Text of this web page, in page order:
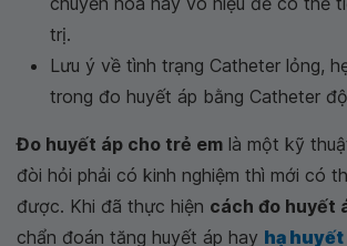
trị.
Lưu ý về tình trạng Catheter lỏng,
trong đo huyết áp bằng Catheter
Đo huyết áp cho trẻ em là một kỹ
đòi hỏi phải có kinh nghiệm thì mới có
được. Khi đã thực hiện cách đo huyết
chẩn đoán tăng huyết áp hay hạ huyết